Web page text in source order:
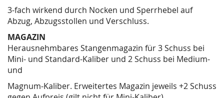
3-fach wirkend durch Nocken und Sperrhebel auf
Abzug, Abzugsstollen und Verschluss.
MAGAZIN
Herausnehmbares Stangenmagazin für 3 Schuss bei
Mini- und Standard-Kaliber und 2 Schuss bei Medium-
und
Magnum-Kaliber. Erweitertes Magazin jeweils +2 Schuss